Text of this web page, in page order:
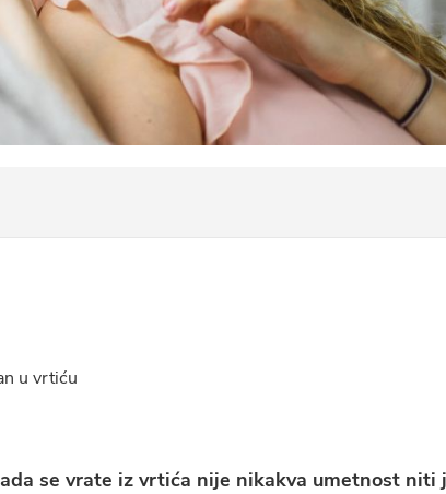
u vrtiću
se vrate iz vrtića nije nikakva umetnost niti